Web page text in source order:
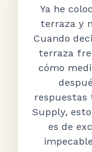
Ya he
terraza y
Cuando
terraza
cómo
respuestas
Supply,
es de